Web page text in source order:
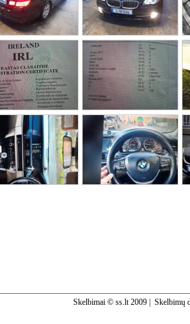
Skelbimai © ss.lt 2009 | Skelbimų